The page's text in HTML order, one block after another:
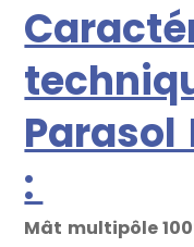
Parasol
:
Mât multipôle